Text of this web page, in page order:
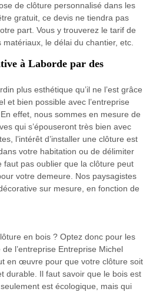
de clôture personnalisé dans les
gratuit, ce devis ne tiendra pas
part. Vous y trouverez le tarif de
le délai du chantier, etc.
à Laborde par des
plus esthétique qu’il ne l’est grâce
et bien possible avec l’entreprise
effet, nous sommes en mesure de
qui s’épouseront très bien avec
l’intérêt d’installer une clôture est
votre habitation ou de délimiter
faut pas oublier que la clôture peut
votre demeure. Nos paysagistes
sur mesure, en fonction de
en bois ? Optez donc pour les
l’entreprise Entreprise Michel
en œuvre pour que votre clôture soit
durable. Il faut savoir que le bois est
est écologique, mais qui